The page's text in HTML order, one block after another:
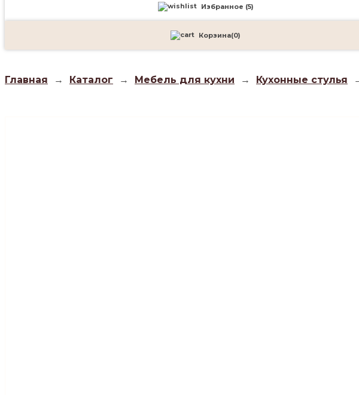
Избранное (5)
Корзина(0)
Главная → Каталог → Мебель для кухни → Кухонные стулья